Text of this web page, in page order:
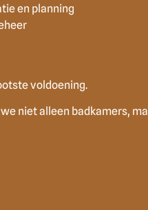
en planning
voldoening.
niet alleen badkamers,